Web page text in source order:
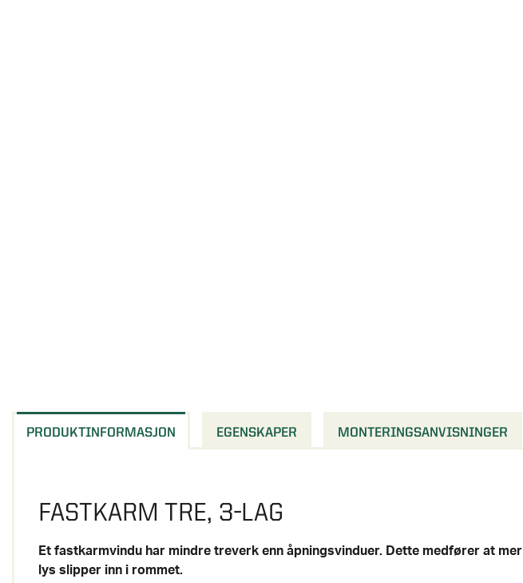
PRODUKTINFORMASJON EGENSKAPER MONTERINGSANVISNINGER
FASTKARM TRE, 3-LAG
Et fastkarmvindu har mindre treverk enn åpningsvinduer. Dette medfører at mer
lys slipper inn i rommet.